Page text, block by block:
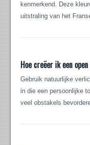
kenmerkend. Deze
uitstraling van het
Hoe creëer ik een
Gebruik natuurlijke
in die een persoonlijke
veel obstakels